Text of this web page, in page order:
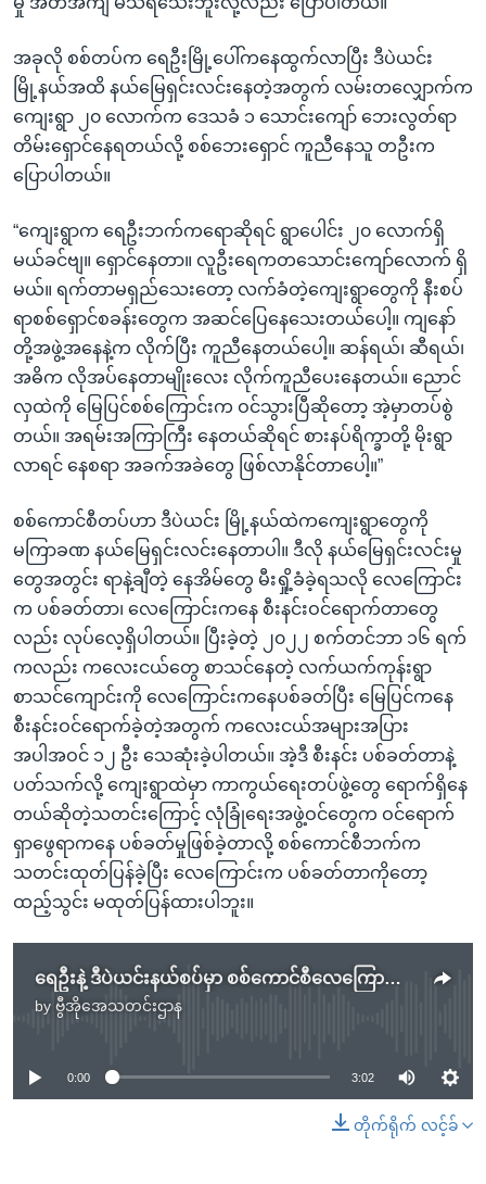
အခုလို စစ်တပ်က ရေဦးမြို့ပေါ်ကနေထွက်လာပြီး ဒီပဲယင်း
မြို့နယ်အထိ နယ်မြေရှင်းလင်းနေတဲ့အတွက် လမ်းတလျှောက်က
ကျေးရွာ ၂၀ လောက်က ဒေသခံ ၁ သောင်းကျော် ဘေးလွတ်ရာ
တိမ်းရှောင်နေရတယ်လို့ စစ်ဘေးရှောင် ကူညီနေသူ တဦးက
ပြောပါတယ်။
“ကျေးရွာက ရေဦးဘက်ကရောဆိုရင် ရွာပေါင်း ၂၀ လောက်ရှိ
မယ်ခင်ဗျ။ ရှောင်နေတာ။ လူဦးရေကတသောင်းကျော်လောက် ရှိ
မယ်။ ရက်တာမရှည်သေးတော့ လက်ခံတဲ့ကျေးရွာတွေကို နီးစပ်
ရာစစ်ရှောင်စခန်းတွေက အဆင်ပြေနေသေးတယ်ပေါ့။ ကျနော်
တို့အဖွဲ့အနေနဲ့က လိုက်ပြီး ကူညီနေတယ်ပေါ့။ ဆန်ရယ်၊ ဆီရယ်၊
အဓိက လိုအပ်နေတာမျိုးလေး လိုက်ကူညီပေးနေတယ်။ ညောင်
လှထဲကို မြေပြင်စစ်ကြောင်းက ဝင်သွားပြီဆိုတော့ အဲ့မှာတပ်စွဲ
တယ်။ အရမ်းအကြာကြီး နေတယ်ဆိုရင် စားနပ်ရိက္ခာတို့ မိုးရွာ
လာရင် နေစရာ အခက်အခဲတွေ ဖြစ်လာနိုင်တာပေါ့။”
စစ်ကောင်စီတပ်ဟာ ဒီပဲယင်း မြို့နယ်ထဲကကျေးရွာတွေကို
မကြာခဏ နယ်မြေရှင်းလင်းနေတာပါ။ ဒီလို နယ်မြေရှင်းလင်းမှု
တွေအတွင်း ရာနဲ့ချီတဲ့ နေအိမ်တွေ မီးရှို့ခံခဲ့ရသလို လေကြောင်း
က ပစ်ခတ်တာ၊ လေကြောင်းကနေ စီးနင်းဝင်ရောက်တာတွေ
လည်း လုပ်လေ့ရှိပါတယ်။ ပြီးခဲ့တဲ့ ၂၀၂၂ စက်တင်ဘာ ၁၆ ရက်
ကလည်း ကလေးငယ်တွေ စာသင်နေတဲ့ လက်ယက်ကုန်းရွာ
စာသင်ကျောင်းကို လေကြောင်းကနေပစ်ခတ်ပြီး မြေပြင်ကနေ
စီးနင်းဝင်ရောက်ခဲ့တဲ့အတွက် ကလေးငယ်အများအပြား
အပါအဝင် ၁၂ ဦး သေဆုံးခဲ့ပါတယ်။ အဲ့ဒီ စီးနင်း ပစ်ခတ်တာနဲ့
ပတ်သက်လို့ ကျေးရွာထဲမှာ ကာကွယ်ရေးတပ်ဖွဲ့တွေ ရောက်ရှိနေ
တယ်ဆိုတဲ့သတင်းကြောင့် လုံခြုံရေးအဖွဲ့ဝင်တွေက ဝင်ရောက်
ရှာဖွေရာကနေ ပစ်ခတ်မှုဖြစ်ခဲ့တာလို့ စစ်ကောင်စီဘက်က
သတင်းထုတ်ပြန်ခဲ့ပြီး လေကြောင်းက ပစ်ခတ်တာကိုတော့
ထည့်သွင်း မထုတ်ပြန်ထားပါဘူး။
ရေဦးနဲ့ ဒီပဲယင်းနယ်စပ်မှာ စစ်ကောင်စီလေကြောင်းတိုက်ခိုက်
by ဗွီအိုအေသတင်းဌာန
No media source currently available
0:00 3:02
တိုက်ရိုက် လင့်ခ်